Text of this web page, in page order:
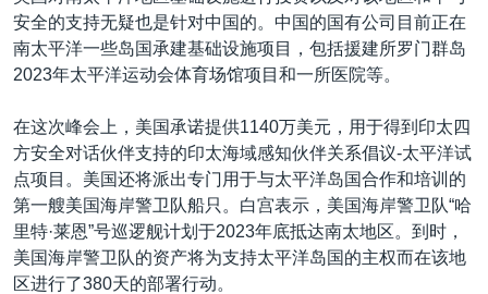
安全的支持无疑也是针对中国的。中国的国有公司目前正在
南太平洋一些岛国承建基础设施项目，包括援建所罗门群岛
2023年太平洋运动会体育场馆项目和一所医院等。
在这次峰会上，美国承诺提供1140万美元，用于得到印太四
方安全对话伙伴支持的印太海域感知伙伴关系倡议-太平洋试
点项目。美国还将派出专门用于与太平洋岛国合作和培训的
第一艘美国海岸警卫队船只。白宫表示，美国海岸警卫队“哈
里特·莱恩”号巡逻舰计划于2023年底抵达南太地区。到时，
美国海岸警卫队的资产将为支持太平洋岛国的主权而在该地
区进行了380天的部署行动。